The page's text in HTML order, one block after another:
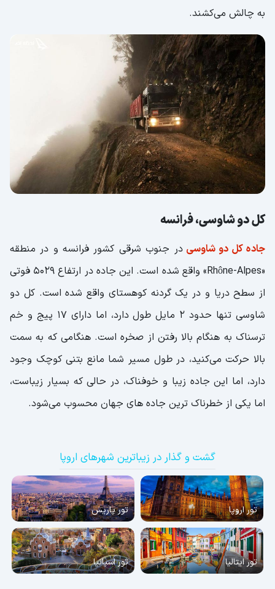
به چالش می‌کشند.
کل دو شاوسی، فرانسه
جاده‌ کل دو شاوسیدر جنوب شرقی کشور فرانسه و در منطقه
«Rhône-Alpes» واقع شده است. این جاده در ارتفاع 5029 فوتی
از سطح دریا و در یک گردنه کوهستای واقع شده است. کل دو
شاوسی تنها حدود 2 مایل طول دارد، اما دارای 17 پیج و خم
ترسناک به هنگام بالا رفتن از صخره است. هنگامی که به سمت
بالا حرکت می‌کنید، در طول مسیر شما مانع بتنی کوچک وجود
دارد، اما این جاده زیبا و خوفناک، در حالی که بسیار زیباست،
اما یکی از خطرناک ترین جاده های جهان محسوب می‌شود.
گشت و گذار در زیباترین شهرهای اروپا
تور اروپا تور پاریس
تور ایتالیا تور اسپانیا